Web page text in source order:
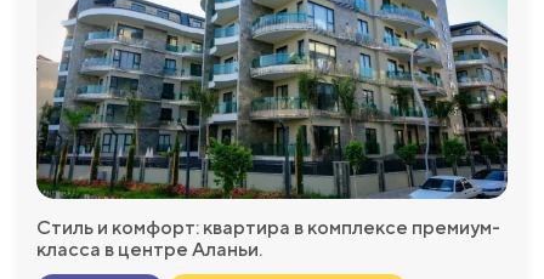
Стиль и комфорт: квартира в комплексе премиум-
класса в центре Аланьи.